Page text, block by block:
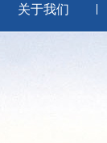
关于我们